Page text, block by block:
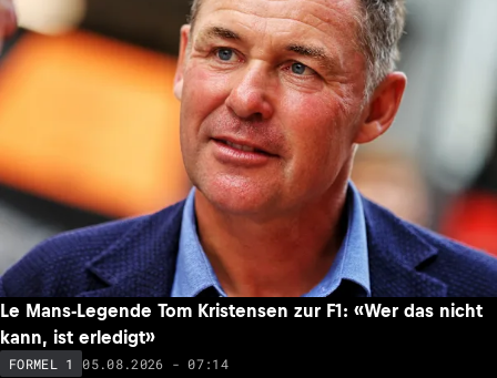
Le Mans-Legende Tom Kristensen zur F1: «Wer das nicht
kann, ist erledigt»
FORMEL 1 05.08.2026 - 07:14